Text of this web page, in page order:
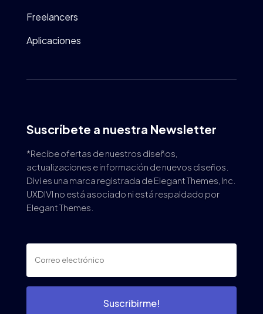
Freelancers
Aplicaciones
Suscríbete a nuestra Newsletter
*Recibe ofertas de nuestros diseños,
actualizaciones e información de nuevos diseños.
Divi es una marca registrada de Elegant Themes, Inc.
UXDIVI no está asociado ni está respaldado por
Elegant Themes.
Suscribirme!